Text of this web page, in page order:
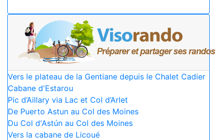
Vers le plateau de la Gentiane depuis le Chalet Cadier
Cabane d'Estarou
Pic d’Aillary via Lac et Col d’Arlet
De Puerto Astun au Col des Moines
Du Col d'Astún au Col des Moines
Vers la cabane de Licoué